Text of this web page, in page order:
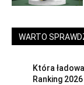
WARTO
Która
Ranking 2026